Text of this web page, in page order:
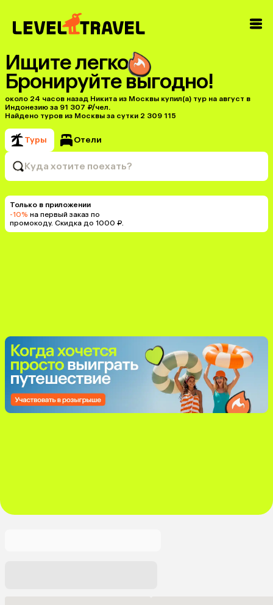
Ищите легко
Бронируйте выгодно!
около 24 часов назад Никита из Москвы купил(a) тур на август в
Индонезию за 91 307 ₽/чел.
Найдено туров из Москвы за сутки 2 309 115
Туры Отели
Куда хотите поехать?
Только в приложении
-10% на первый заказ по
промокоду. Скидка до 1000 ₽.